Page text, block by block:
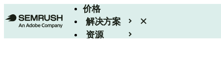
价格
解决方案
资源